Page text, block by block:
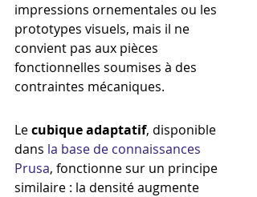
impressions ornementales ou les
prototypes visuels, mais il ne
convient pas aux pièces
fonctionnelles soumises à des
contraintes mécaniques.
Le cubique adaptatif, disponible
dans la base de connaissances
Prusa, fonctionne sur un principe
similaire : la densité augmente